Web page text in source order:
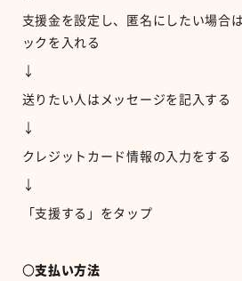
支援金を設定し、匿名にしたい場合
ックを入れる
↓
送りたい人はメッセージを記入する
↓
クレジットカード情報の入力をする
↓
「支援する」をタップ
〇支払い方法